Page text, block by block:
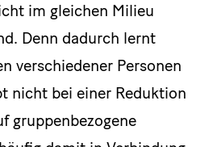
im gleichen Milieu
Denn dadurch lernt
verschiedener Personen
nicht bei einer Reduktion
gruppenbezogene